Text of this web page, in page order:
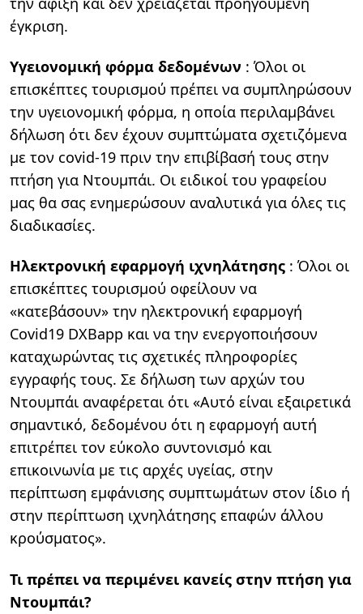
έγκριση.
Υγειονομική φόρμα δεδομένων : Όλοι οι
επισκέπτες τουρισμού πρέπει να συμπληρώσουν
την υγειονομική φόρμα, η οποία περιλαμβάνει
δήλωση ότι δεν έχουν συμπτώματα σχετιζόμενα
με τον covid-19 πριν την επιβίβασή τους στην
πτήση για Ντουμπάι. Οι ειδικοί του γραφείου
μας θα σας ενημερώσουν αναλυτικά για όλες τις
διαδικασίες.
Ηλεκτρονική εφαρμογή ιχνηλάτησης : Όλοι οι
επισκέπτες τουρισμού οφείλουν να
«κατεβάσουν» την ηλεκτρονική εφαρμογή
Covid19 DXBapp και να την ενεργοποιήσουν
καταχωρώντας τις σχετικές πληροφορίες
εγγραφής τους. Σε δήλωση των αρχών του
Ντουμπάι αναφέρεται ότι «Αυτό είναι εξαιρετικά
σημαντικό, δεδομένου ότι η εφαρμογή αυτή
επιτρέπει τον εύκολο συντονισμό και
επικοινωνία με τις αρχές υγείας, στην
περίπτωση εμφάνισης συμπτωμάτων στον ίδιο ή
στην περίπτωση ιχνηλάτησης επαφών άλλου
κρούσματος».
Τι πρέπει να περιμένει κανείς στην πτήση για
Ντουμπάι?